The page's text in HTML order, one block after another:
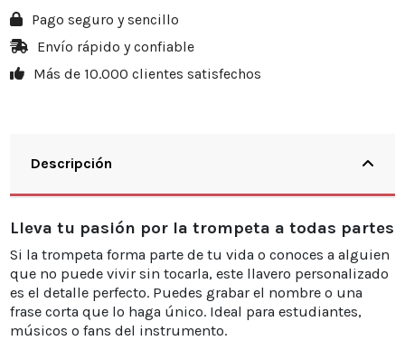
10
20
25%
30
30%
Pago seguro y sencillo
Envío rápido y confiable
Más de 10.000 clientes satisfechos
Descripción
Lleva tu pasión por la trompeta a todas partes
Si la trompeta forma parte de tu vida o conoces a alguien
que no puede vivir sin tocarla, este llavero personalizado
es el detalle perfecto. Puedes grabar el nombre o una
frase corta que lo haga único. Ideal para estudiantes,
músicos o fans del instrumento.